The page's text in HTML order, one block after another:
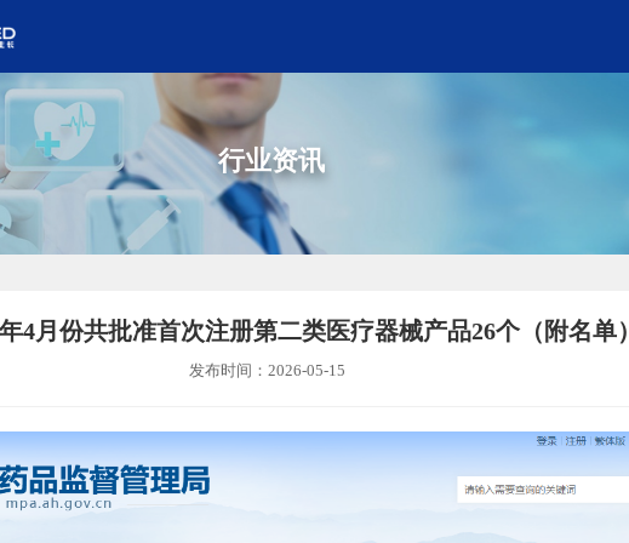
行业资讯
4月份共批准首次注册第二类医疗器械产品26个（附名单）
发布时间：2026-05-15